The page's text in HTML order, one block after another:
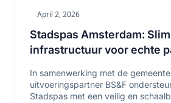
April 2, 2026
Stadspas Amsterdam:
infrastructuur voor echte
In samenwerking met de
uitvoeringspartner BS&F
Stadspas met een veilig en